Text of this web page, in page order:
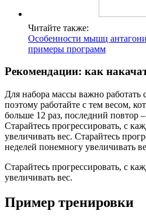
Читайте также:
Особенности мышц
примеры программ
Рекомендации: как
Для набора массы важно работать
поэтому работайте с тем весом,
больше 12 раз, последний повтор
Старайтесь прогрессировать, с
увеличивать вес. Старайтесь
неделей понемногу увеличивать
Старайтесь прогрессировать, с
увеличивать вес.
Пример тренировки